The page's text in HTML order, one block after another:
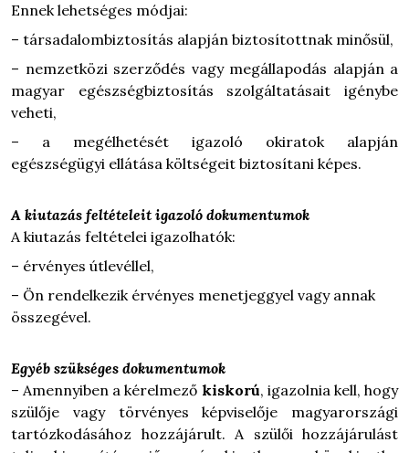
Ennek lehetséges módjai:
– társadalombiztosítás alapján biztosítottnak minősül,
– nemzetközi szerződés vagy megállapodás alapján a
magyar egészségbiztosítás szolgáltatásait igénybe
veheti,
– a megélhetését igazoló okiratok alapján
egészségügyi ellátása költségeit biztosítani képes.
A kiutazás feltételeit igazoló dokumentumok
A kiutazás feltételei igazolhatók:
– érvényes útlevéllel,
– Ön rendelkezik érvényes menetjeggyel vagy annak
összegével.
Egyéb szükséges dokumentumok
– Amennyiben a kérelmező kiskorú, igazolnia kell, hogy
szülője vagy törvényes képviselője magyarországi
tartózkodásához hozzájárult. A szülői hozzájárulást